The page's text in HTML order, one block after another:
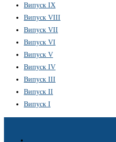
Випуск IX
Випуск VIII
Випуск VII
Випуск VI
Випуск V
Випуск IV
Випуск III
Випуск II
Випуск I